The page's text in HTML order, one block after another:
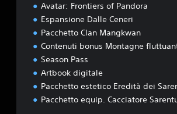
Avatar: Frontiers of Pandora
Espansione Dalle Ceneri
Pacchetto Clan Mangkwan
Contenuti bonus Montagne
Season Pass
Artbook digitale
Pacchetto estetico Eredità dei
Pacchetto equip. Cacciatore